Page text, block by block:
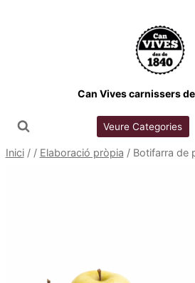
Can Vives carnissers
Veure Categories
Inici / / Elaboració pròpia / Botifarra de